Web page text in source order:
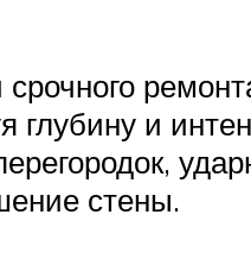
глубину и
стены.